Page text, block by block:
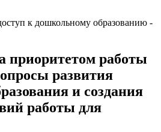
к дошкольному образованию -
приоритетом работы
развития
и создания
работы для